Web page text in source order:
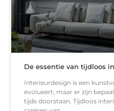
De essentie van tijdloos
Interieurdesign is een
evolueert, maar er zijn
tijds doorstaan. Tijdloos